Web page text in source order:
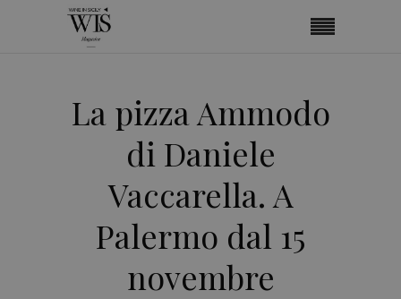
La pizza Ammodo
di Daniele
Vaccarella. A
Palermo dal 15
novembre